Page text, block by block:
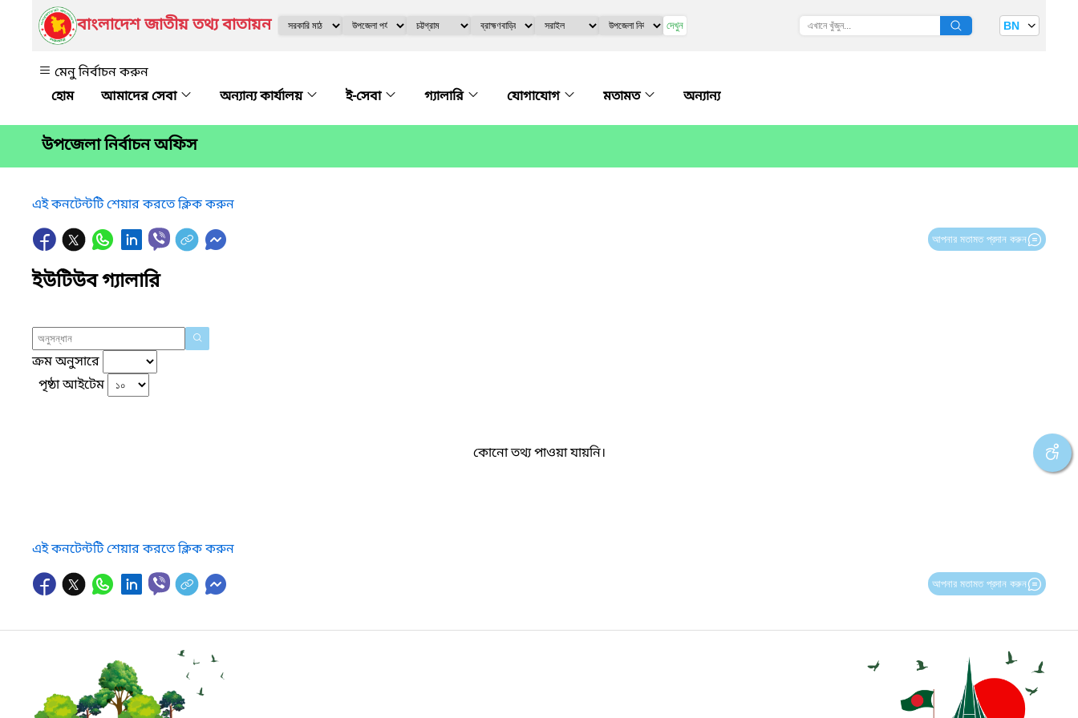
বাংলাদেশ জাতীয় তথ্য বাতায়ন দেখুন BN
মেনু নির্বাচন করুন
আমাদের সেবা
অন্যান্য কার্যালয় ই-সেবা গ্যালারি যোগাযোগ মতামত অন্যান্য
উপজেলা নির্বাচন অফিস
এই কনটেন্টটি শেয়ার করতে ক্লিক করুন
আপনার মতামত প্রদান করুন
ইউটিউব গ্যালারি
ক্রম অনুসারে
পৃষ্ঠা আইটেম
কোনো তথ্য পাওয়া যায়নি।
এই কনটেন্টটি শেয়ার করতে ক্লিক করুন
আপনার মতামত প্রদান করুন